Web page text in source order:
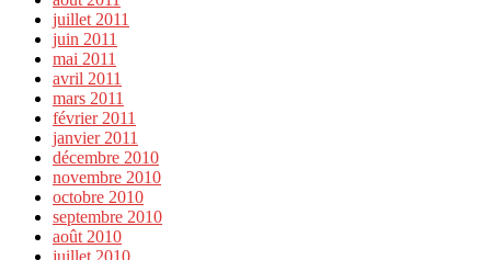
juillet 2011
juin 2011
mai 2011
avril 2011
mars 2011
février 2011
janvier 2011
décembre 2010
novembre 2010
octobre 2010
septembre 2010
août 2010